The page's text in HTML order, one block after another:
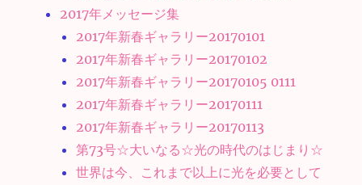
2017年メッセージ集
2017年新春ギャラリー20170101
2017年新春ギャラリー20170102
2017年新春ギャラリー20170105 0111
2017年新春ギャラリー20170111
2017年新春ギャラリー20170113
第73号☆大いなる☆光の時代のはじまり☆
世界は今、これまで以上に光を必要として